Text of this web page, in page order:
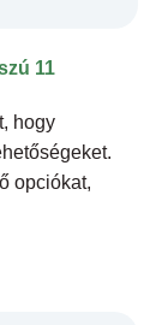
11
hogy
opciókat,